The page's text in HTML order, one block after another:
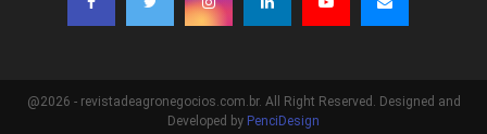
@2026 - revistadeagronegocios.com.br. All Right Reserved. Designed and
Developed by PenciDesign